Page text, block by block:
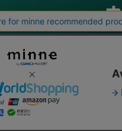
グループサービス
インターネットサービス